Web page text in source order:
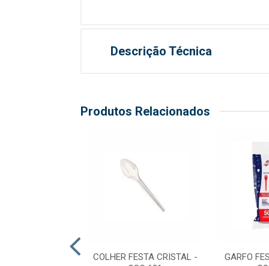
Descrição Técnica
Produtos Relacionados
COLHER FESTA CRISTAL -
GARFO